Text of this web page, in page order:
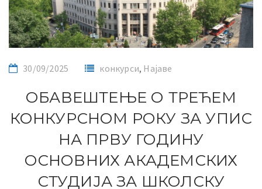
30/09/2025 конкурси, Најаве
ОБАВЕШТЕЊЕ О ТРЕЋЕМ
КОНКУРСНОМ РОКУ ЗА УПИС
НА ПРВУ ГОДИНУ
ОСНОВНИХ АКАДЕМСКИХ
СТУДИЈА ЗА ШКОЛСКУ